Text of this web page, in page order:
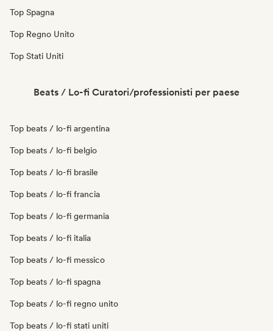
Top Spagna
Top Regno Unito
Top Stati Uniti
Beats / Lo-fi Curatori/professionisti per paese
Top beats / lo-fi argentina
Top beats / lo-fi belgio
Top beats / lo-fi brasile
Top beats / lo-fi francia
Top beats / lo-fi germania
Top beats / lo-fi italia
Top beats / lo-fi messico
Top beats / lo-fi spagna
Top beats / lo-fi regno unito
Top beats / lo-fi stati uniti